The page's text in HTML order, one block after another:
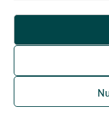
Einsatz
diese
Anbieter dieser
Kalmarweg 14-
(im Folgenden